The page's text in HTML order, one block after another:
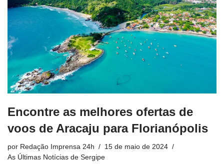
Encontre as melhores ofertas de
voos de Aracaju para Florianópolis
por Redação Imprensa 24h
15 de maio de 2024
As Últimas Notícias de Sergipe